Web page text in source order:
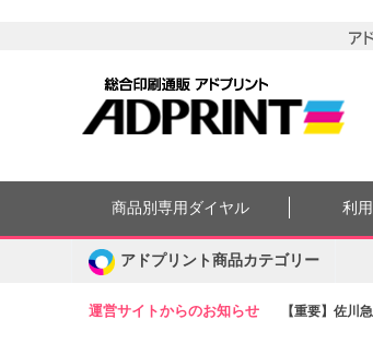
運営サイトからのお知らせ 【重要】佐川
商品別専用ダイヤル 利
アドプリント商品カテゴリー